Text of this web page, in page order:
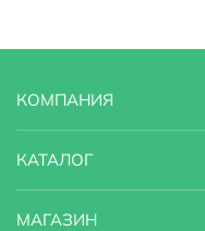
Габариты 60,3х47х48,5
Материал фасада
КОМПАНИЯ
КАТАЛОГ
МАГАЗИН